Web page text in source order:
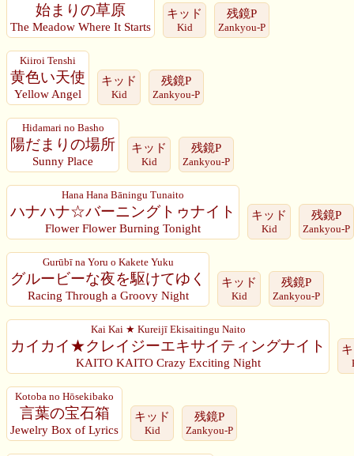
始まりの草原
The Meadow Where It Starts
キッド
Kid
残鏡P
Zankyou-P
Kiiroi Tenshi
黄色い天使
Yellow Angel
キッド
Kid
残鏡P
Zankyou-P
Hidamari no Basho
陽だまりの場所
Sunny Place
キッド
Kid
残鏡P
Zankyou-P
Hana Hana Bāningu Tunaito
ハナハナ☆バーニングトゥナイト
Flower Flower Burning Tonight
キッド
Kid
残鏡P
Zankyou-P
Gurūbī na Yoru o Kakete Yuku
グルービーな夜を駆けてゆく
Racing Through a Groovy Night
キッド
Kid
残鏡P
Zankyou-P
Kai Kai ★ Kureijī Ekisaitingu Naito
カイカイ★クレイジーエキサイティングナイト
KAITO KAITO Crazy Exciting Night
Kotoba no Hōsekibako
言葉の宝石箱
Jewelry Box of Lyrics
キッド
Kid
残鏡P
Zankyou-P